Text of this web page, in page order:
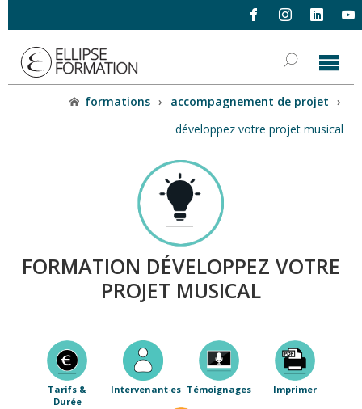
formations › accompagnement de projet ›
développez votre projet musical
FORMATION DÉVELOPPEZ VOTRE
PROJET MUSICAL
Tarifs &
Durée
Intervenant·es Témoignages Imprimer